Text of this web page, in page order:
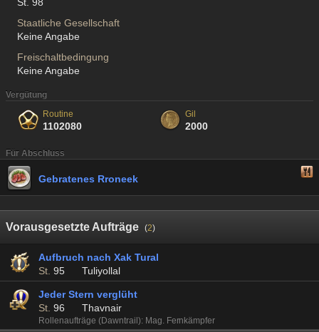
Staatliche Gesellschaft
Keine Angabe
Freischaltbedingung
Keine Angabe
Vergütung
Routine
1102080
Gil
2000
Für Abschluss
Gebratenes Rroneek
Vorausgesetzte Aufträge (2)
Aufbruch nach Xak Tural
St. 95 Tuliyollal
Jeder Stern verglüht
St. 96 Thavnair
Rollenaufträge (Dawntrail): Mag. Fernkämpfer